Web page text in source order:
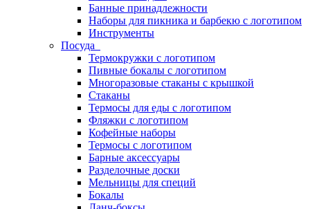
Банные принадлежности
Наборы для пикника и барбекю с логотипом
Инструменты
Посуда
Термокружки с логотипом
Пивные бокалы с логотипом
Многоразовые стаканы с крышкой
Стаканы
Термосы для еды с логотипом
Фляжки с логотипом
Кофейные наборы
Термосы с логотипом
Барные аксессуары
Разделочные доски
Мельницы для специй
Бокалы